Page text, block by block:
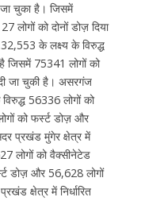
चुका है। जिसमें
लोगों को दोनों डोज़ दिया
के लक्ष्य के विरुद्ध
जिसमें 75341 लोगों को
जा चुकी है। असरगंज
56336 लोगों को
को फर्स्ट डोज़ और
प्रखंड मुंगेर क्षेत्र में
लोगों को वैक्सीनेटेड
डोज़ और 56,628 लोगों
क्षेत्र में निर्धारित